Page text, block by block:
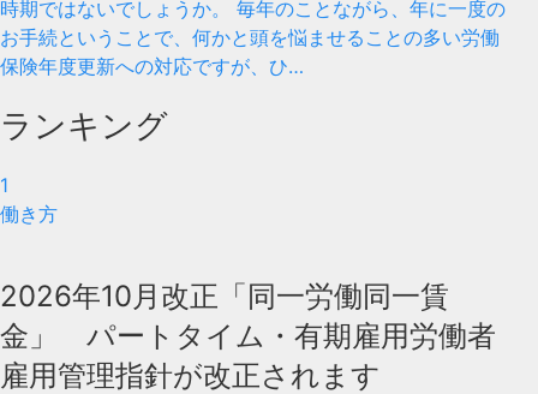
時期ではないでしょうか。 毎年のことながら、年に一度の
お手続ということで、何かと頭を悩ませることの多い労働
保険年度更新への対応ですが、ひ…
ランキング
1
働き方
2026年10月改正「同一労働同一賃
金」 パートタイム・有期雇用労働者
雇用管理指針が改正されます